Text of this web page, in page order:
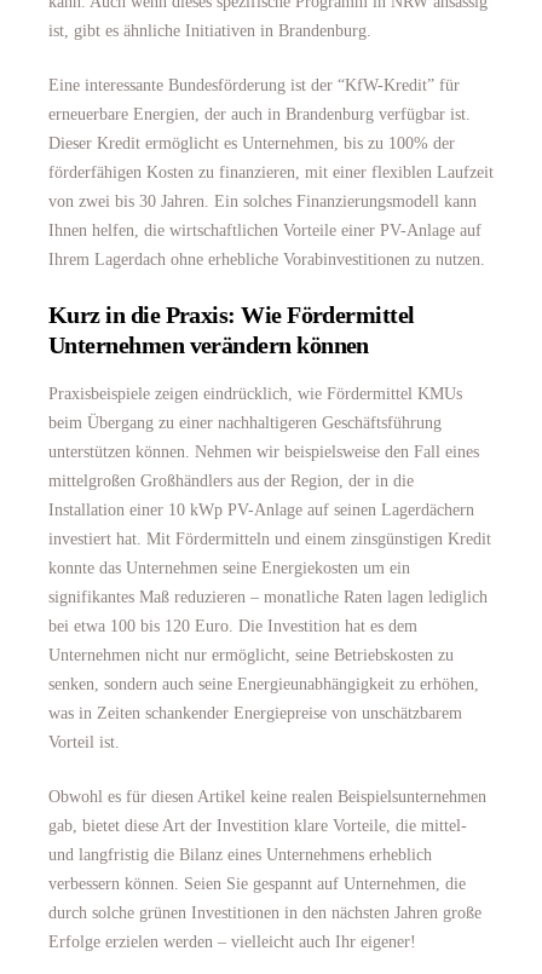
ist, gibt es ähnliche Initiativen in Brandenburg.
Eine interessante Bundesförderung ist der “KfW-Kredit” für
erneuerbare Energien, der auch in Brandenburg verfügbar ist.
Dieser Kredit ermöglicht es Unternehmen, bis zu 100% der
förderfähigen Kosten zu finanzieren, mit einer flexiblen Laufzeit
von zwei bis 30 Jahren. Ein solches Finanzierungsmodell kann
Ihnen helfen, die wirtschaftlichen Vorteile einer PV-Anlage auf
Ihrem Lagerdach ohne erhebliche Vorabinvestitionen zu nutzen.
Kurz in die Praxis: Wie Fördermittel
Unternehmen verändern können
Praxisbeispiele zeigen eindrücklich, wie Fördermittel KMUs
beim Übergang zu einer nachhaltigeren Geschäftsführung
unterstützen können. Nehmen wir beispielsweise den Fall eines
mittelgroßen Großhändlers aus der Region, der in die
Installation einer 10 kWp PV-Anlage auf seinen Lagerdächern
investiert hat. Mit Fördermitteln und einem zinsgünstigen Kredit
konnte das Unternehmen seine Energiekosten um ein
signifikantes Maß reduzieren – monatliche Raten lagen lediglich
bei etwa 100 bis 120 Euro. Die Investition hat es dem
Unternehmen nicht nur ermöglicht, seine Betriebskosten zu
senken, sondern auch seine Energieunabhängigkeit zu erhöhen,
was in Zeiten schankender Energiepreise von unschätzbarem
Vorteil ist.
Obwohl es für diesen Artikel keine realen Beispielsunternehmen
gab, bietet diese Art der Investition klare Vorteile, die mittel-
und langfristig die Bilanz eines Unternehmens erheblich
verbessern können. Seien Sie gespannt auf Unternehmen, die
durch solche grünen Investitionen in den nächsten Jahren große
Erfolge erzielen werden – vielleicht auch Ihr eigener!